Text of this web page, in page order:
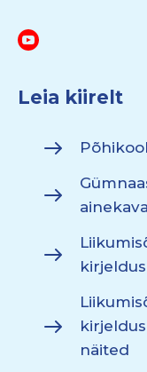
Leia kiirelt
ainekava
näited